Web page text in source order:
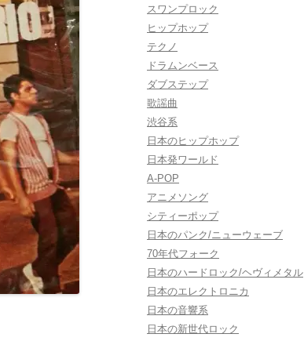
スワンプロック
ヒップホップ
テクノ
ドラムンベース
ダブステップ
歌謡曲
渋谷系
日本のヒップホップ
日本発ワールド
A-POP
アニメソング
シティーポップ
日本のパンク/ニューウェーブ
70年代フォーク
日本のハードロック/ヘヴィメタル
日本のエレクトロニカ
日本の音響系
日本の新世代ロック